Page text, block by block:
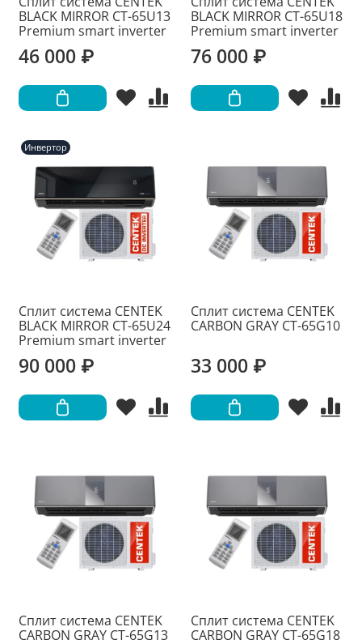
BLACK MIRROR CT-65U13
Premium smart inverter
46 000 ₽
BLACK MIRROR CT-65U18
Premium smart inverter
76 000 ₽
Инвертор
Сплит система CENTEK
BLACK MIRROR CT-65U24
Premium smart inverter
90 000 ₽
Сплит система CENTEK
CARBON GRAY CT-65G10
33 000 ₽
Сплит система CENTEK
CARBON GRAY CT-65G13
Сплит система CENTEK
CARBON GRAY CT-65G18